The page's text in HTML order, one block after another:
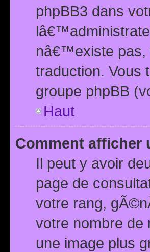
phpBB3 dans
nâ€™existe pas,
traduction. Vous
groupe phpBB
Haut
Comment afficher
Il peut y avoir
page de
votre rang,
votre nombre de
une image plus